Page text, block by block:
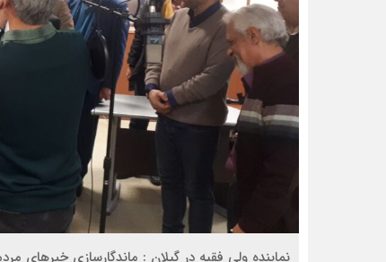
نماینده ولی فقیه در گیلان : ماندگارسازی خبرهای